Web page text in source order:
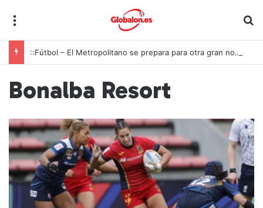
::Fútbol – El Metropolitano se prepara para otra gran noche de la Roja ante Inglaterra
Bonalba Resort